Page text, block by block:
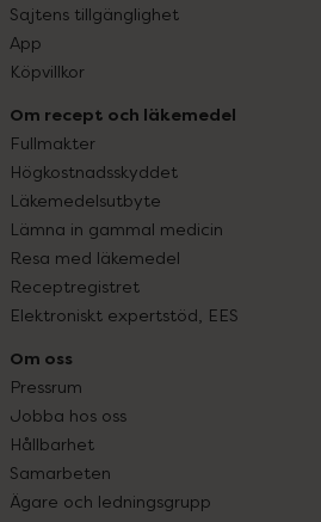
Sajtens tillgänglighet
App
Köpvillkor
Om recept och läkemedel
Fullmakter
Högkostnadsskyddet
Läkemedelsutbyte
Lämna in gammal medicin
Resa med läkemedel
Receptregistret
Elektroniskt expertstöd, EES
Om oss
Pressrum
Jobba hos oss
Hållbarhet
Samarbeten
Ägare och ledningsgrupp